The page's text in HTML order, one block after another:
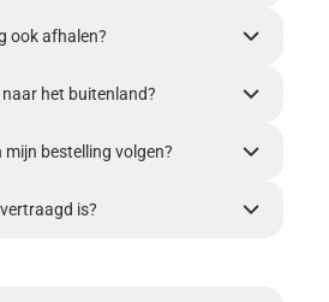
ook afhalen?
het buitenland?
bestelling volgen?
is?